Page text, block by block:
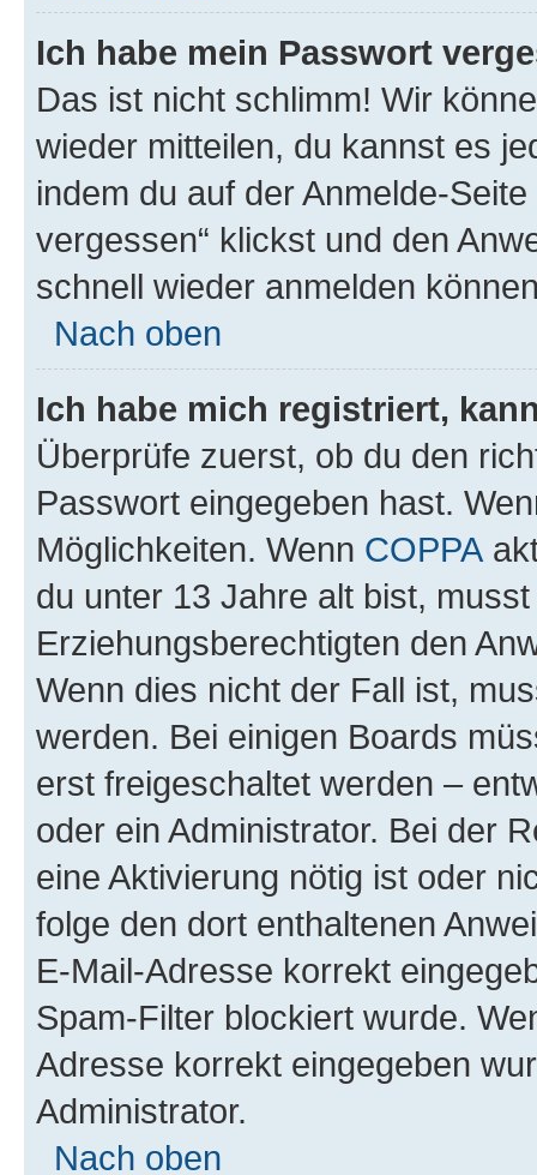
Ich habe mein Passwort
Das ist nicht schlimm! Wir
wieder mitteilen, du kannst es
indem du auf der Anmelde-
vergessen“ klickst und den
schnell wieder anmelden
Nach oben
Ich habe mich registriert,
Überprüfe zuerst, ob du den
Passwort eingegeben hast.
Möglichkeiten. Wenn COPPA
du unter 13 Jahre alt bist,
Erziehungsberechtigten den
Wenn dies nicht der Fall ist,
werden. Bei einigen Boards
erst freigeschaltet werden –
oder ein Administrator. Bei der
eine Aktivierung nötig ist oder
folge den dort enthaltenen
E-Mail-Adresse korrekt
Spam-Filter blockiert wurde.
Adresse korrekt eingegeben
Administrator.
Nach oben